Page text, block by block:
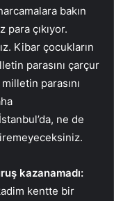
bakın
çıkıyor.
Kibar çocukların
parasını çarçur
parasını
ne de
kazanamadı:
kentte bir